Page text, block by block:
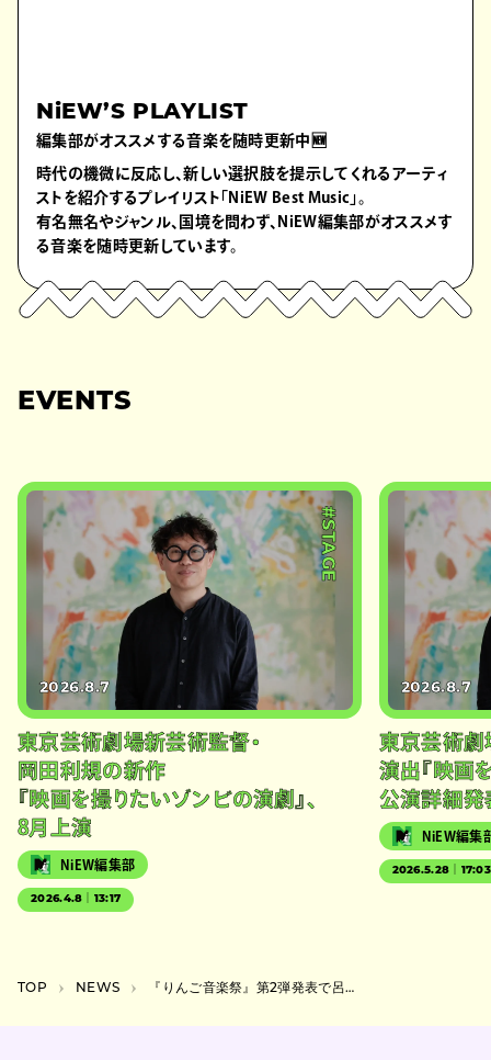
NiEW’S PLAYLIST
編集部がオススメする音楽を随時更新中🆕
時代の機微に反応し、新しい選択肢を提示してくれるアーティ
ストを紹介するプレイリスト「NiEW Best Music」。
有名無名やジャンル、国境を問わず、NiEW編集部がオススメす
る音楽を随時更新しています。
EVENTS
#STAGE
2026.8.7
東京芸術劇場新芸術監督・
岡田利規の新作
『映画を撮りたいゾンビの演劇』、
8月上演
NiEW編集部
2026.4.8｜13:17
2026.8.7
東京芸術劇
演出『映画
公演詳細発
NiEW編集
2026.5.28｜17:03
TOP NEWS 『りんご音楽祭』第2弾発表で呂布カルマ、nobodyknows+、初出演のDJ・heykazmaら16組が追加